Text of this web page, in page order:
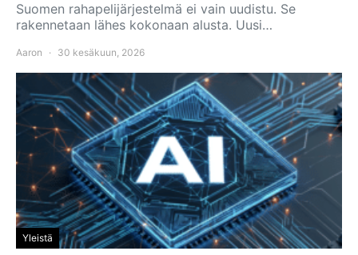
Suomen rahapelijärjestelmä ei vain uudistu. Se
rakennetaan lähes kokonaan alusta. Uusi…
Aaron 30 kesäkuun, 2026
Yleistä